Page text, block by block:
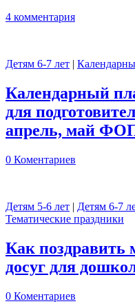
4 комментария
Детям 6-7 лет |
Календарный
для
апрель, май
0 Коментариев
Детям 5-6 лет | Детям 6-7
Тематические праздники
Как
досуг для
0 Коментариев